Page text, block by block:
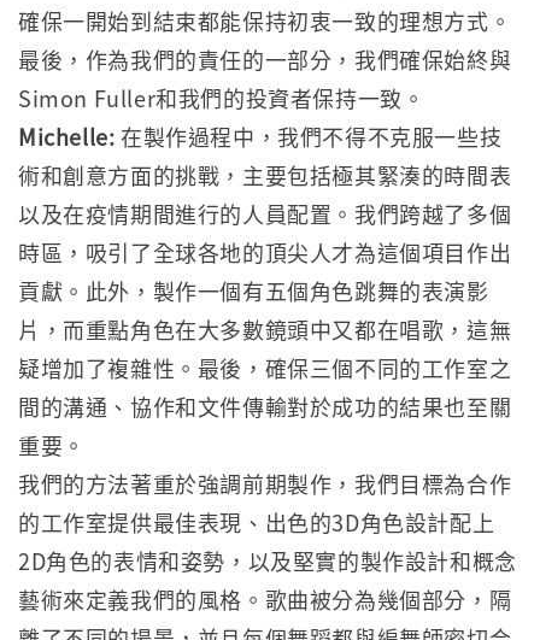
確保一開始到結束都能保持初衷一致的理想方式。
最後，作為我們的責任的一部分，我們確保始終與
Simon Fuller和我們的投資者保持一致。
Michelle: 在製作過程中，我們不得不克服一些技
術和創意方面的挑戰，主要包括極其緊湊的時間表
以及在疫情期間進行的人員配置。我們跨越了多個
時區，吸引了全球各地的頂尖人才為這個項目作出
貢獻。此外，製作一個有五個角色跳舞的表演影
片，而重點角色在大多數鏡頭中又都在唱歌，這無
疑增加了複雜性。最後，確保三個不同的工作室之
間的溝通、協作和文件傳輸對於成功的結果也至關
重要。
我們的方法著重於強調前期製作，我們目標為合作
的工作室提供最佳表現、出色的3D角色設計配上
2D角色的表情和姿勢，以及堅實的製作設計和概念
藝術來定義我們的風格。歌曲被分為幾個部分，隔